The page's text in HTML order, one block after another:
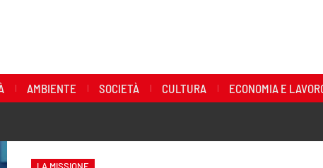
AMBIENTE SOCIETÀ CULTURA ECONOMIA E